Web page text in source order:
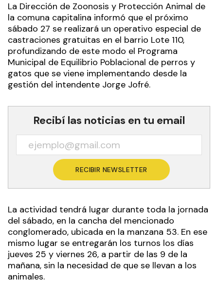
La Dirección de Zoonosis y Protección Animal de
la comuna capitalina informó que el próximo
sábado 27 se realizará un operativo especial de
castraciones gratuitas en el barrio Lote 110,
profundizando de este modo el Programa
Municipal de Equilibrio Poblacional de perros y
gatos que se viene implementando desde la
gestión del intendente Jorge Jofré.
Recibí las noticias en tu email
RECIBIR NEWSLETTER
La actividad tendrá lugar durante toda la jornada
del sábado, en la cancha del mencionado
conglomerado, ubicada en la manzana 53. En ese
mismo lugar se entregarán los turnos los días
jueves 25 y viernes 26, a partir de las 9 de la
mañana, sin la necesidad de que se llevan a los
animales.